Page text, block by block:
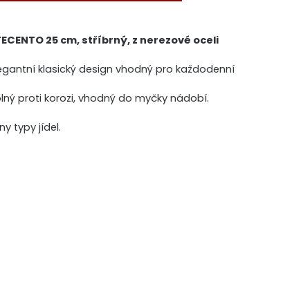
25 cm, stříbrný, z nerezové oceli
klasický design vhodný pro každodenní
proti korozi, vhodný do myčky nádobí.
typy jídel.